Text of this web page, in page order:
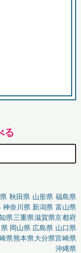
る
秋田県 山形県 福島県
神奈川県 新潟県 富山県
県三重県滋賀県京都府
岡山県 広島県 山口県
県熊本県大分県宮崎県
沖縄県